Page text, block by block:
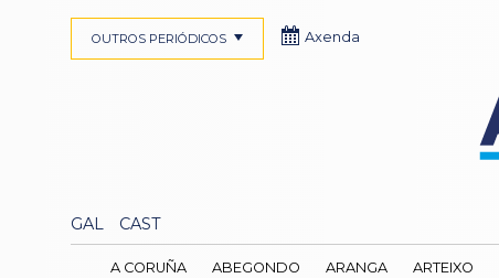
GAL CAST
OUTROS PERIÓDICOS Axenda
A CORUÑA ABEGONDO ARANGA ARTEIXO